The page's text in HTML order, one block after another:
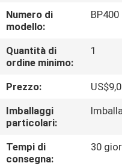
VISITA
ALLA
FABBRICA
CONTROLLO
DELLA
QUALITÀ
Numero di
modello:
BP400
Quantità di
ordine minimo:
1
Prezzo:
Imballaggi
particolari:
Tempi di
consegna:
30